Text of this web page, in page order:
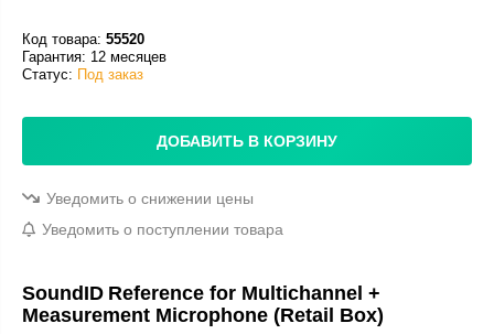
Код товара: 55520
Гарантия: 12 месяцев
Статус: Под заказ
ДОБАВИТЬ В КОРЗИНУ
Уведомить о снижении цены
Уведомить о поступлении товара
SoundID Reference for Multichannel +
Measurement Microphone (Retail Box)